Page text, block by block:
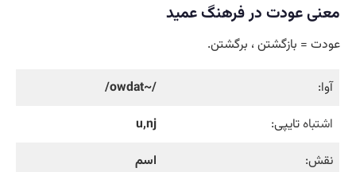
معنی عودت در فرهنگ عمید
عودت = بازگشتن ، برگشتن.
آوا:
/~owdat/
اشتباهتایپی:
u,nj
نقش:
اسم